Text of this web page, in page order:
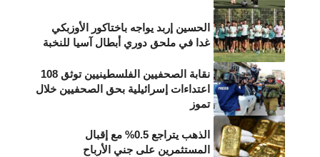
الحسين إربد يواجه باختاكور الأوزبكي
غدا في ملحق دوري أبطال آسيا للنخبة
نقابة الصحفيين الفلسطينيين توثق 108
اعتداءات إسرائيلية بحق الصحفيين خلال
تموز
الذهب يتراجع 0.5% مع إقبال
المستثمرين على جني الأرباح